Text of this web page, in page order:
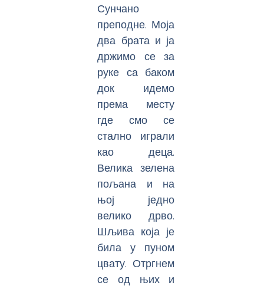
Сунчано
преподне. Моја
два брата и ја
држимо се за
руке са баком
док идемо
према месту
где смо се
стално играли
као деца.
Велика зелена
пољана и на
њој једно
велико дрво.
Шљива која је
била у пуном
цвату. Отргнем
се од њих и